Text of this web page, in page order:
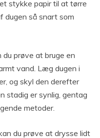
stykke papir til at tørre
dugen så snart som
prøve at bruge en
vand. Læg dugen i
og skyl den derefter
stadig er synlig, gentag
metoder.
du prøve at drysse lidt